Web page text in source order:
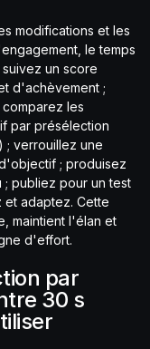
modifications et les
le temps
un score
d'achèvement ;
les
par présélection
; verrouillez une
; produisez
publiez pour un test
et adaptez. Cette
maintient l'élan et
d'effort.
par
30 s